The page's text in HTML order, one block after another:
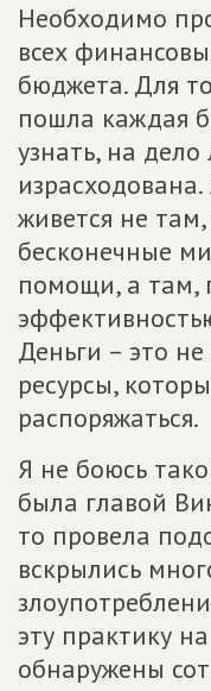
Необходимо
всех
бюджета. Для
пошла каждая
узнать, на
живется не
бесконечные
помощи, а там,
Деньги – это
ресурсы,
распоряжаться.
Я не боюсь
была главой
то провела
вскрылись
эту практику
обнаружены